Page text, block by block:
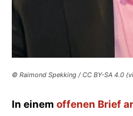
© Raimond Spekking / CC BY-SA 4.0
In einem offenen Brief